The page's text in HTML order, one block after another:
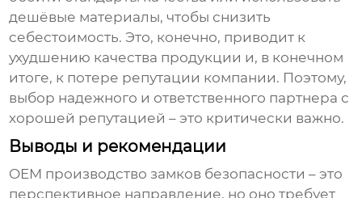
дешёвые материалы, чтобы снизить
себестоимость. Это, конечно, приводит к
ухудшению качества продукции и, в конечном
итоге, к потере репутации компании. Поэтому,
выбор надежного и ответственного партнера с
хорошей репутацией – это критически важно.
Выводы и рекомендации
OEM производствозамков безопасности – это
перспективное направление, но оно требует